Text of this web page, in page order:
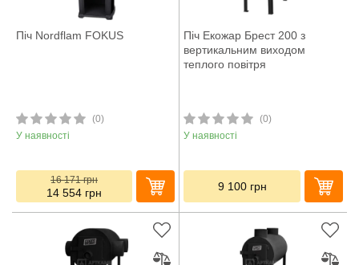
Піч Nordflam FOKUS
(0)
У наявності
16 171грн
14 554 грн
Піч Екожар Брест 200 з
вертикальним виходом
теплого повітря
(0)
У наявності
9 100 грн